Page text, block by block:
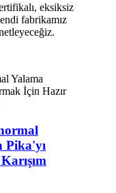
eksiksiz
fabrikamız
Pika'yı